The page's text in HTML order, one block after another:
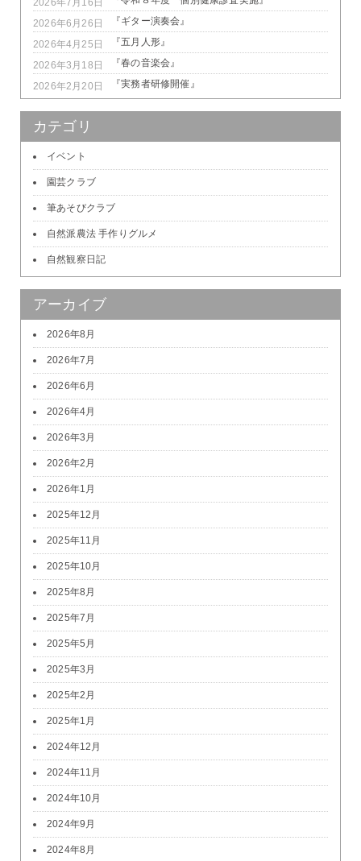
2026年6月26日 『ギター演奏会』
2026年4月25日 『五月人形』
2026年3月18日 『春の音楽会』
2026年2月20日 『実務者研修開催』
カテゴリ
イベント
園芸クラブ
筆あそびクラブ
自然派農法 手作りグルメ
自然観察日記
アーカイブ
2026年8月
2026年7月
2026年6月
2026年4月
2026年3月
2026年2月
2026年1月
2025年12月
2025年11月
2025年10月
2025年8月
2025年7月
2025年5月
2025年3月
2025年2月
2025年1月
2024年12月
2024年11月
2024年10月
2024年9月
2024年8月